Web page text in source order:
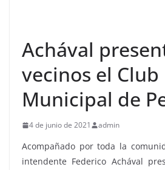
Achával
vecinos el Club
Municipal de
4 de junio de 2021 admin
Acompañado por toda la
intendente Federico Achával